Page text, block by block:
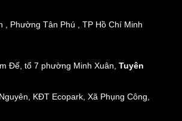
, Phường Tân Phú , TP Hồ Chí Minh
Đế, tổ 7 phường Minh Xuân, Tuyên
KĐT Ecopark, Xã Phụng Công,